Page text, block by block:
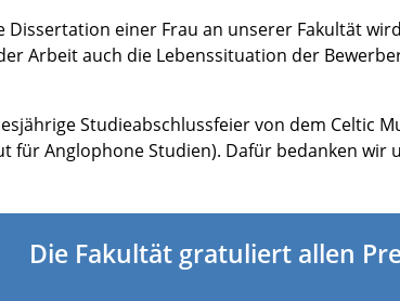
Dissertation einer Frau an unserer Fakultät
Arbeit auch die Lebenssituation der
Studieabschlussfeier von dem Celtic
für Anglophone Studien). Dafür bedanken wir
Die Fakultät gratuliert allen